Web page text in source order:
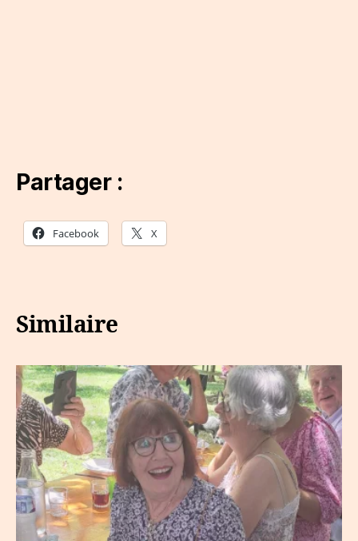
Partager :
Facebook X
Similaire